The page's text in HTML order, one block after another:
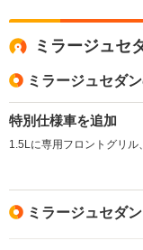
ミラージュセ
ミラージュセダ
特別仕様車を追加
ミラージュセダ